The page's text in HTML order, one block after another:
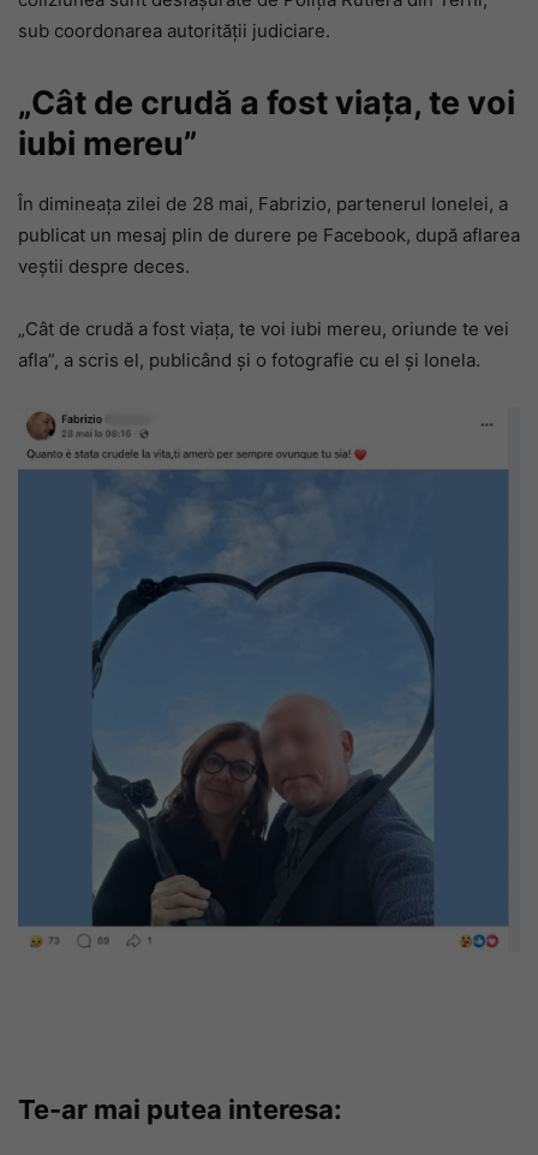
sub coordonarea autorității judiciare.
„Cât de crudă a fost viața, te voi
iubi mereu”
În dimineața zilei de 28 mai, Fabrizio, partenerul Ionelei, a
publicat un mesaj plin de durere pe Facebook, după aflarea
veștii despre deces.
„Cât de crudă a fost viața, te voi iubi mereu, oriunde te vei
afla”, a scris el, publicând și o fotografie cu el și Ionela.
Te-ar mai putea interesa: